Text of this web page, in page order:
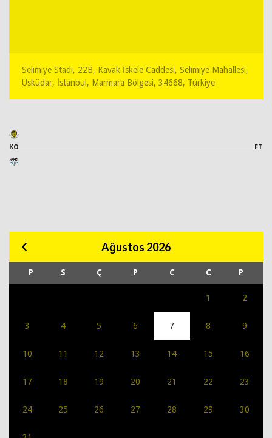
Selimiye Stadı, 22B, Kavak İskele Caddesi, Selimiye Mahallesi,
Üsküdar, İstanbul, Marmara Bölgesi, 34668, Türkiye
KO FT
Ağustos 2026
P S Ç P C C P
1 2
3 4 5 6 7 8 9
10 11 12 13 14 15 16
17 18 19 20 21 22 23
24 25 26 27 28 29 30